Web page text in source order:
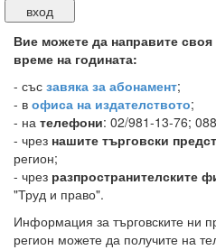
Вие можете да направите
време на годината:
- със завяка за абонамент;
- в офиса на издателството;
- на телефони: 02/981-13-76;
- чрез нашите търговски
регион;
- чрез разпространителските
"Труд и право".
Информация за търговските ни
регион можете да получите на